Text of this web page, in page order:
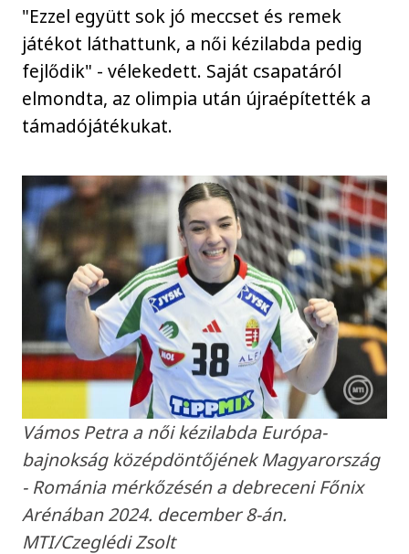
"Ezzel együtt sok jó meccset és remek
játékot láthattunk, a női kézilabda pedig
fejlődik" - vélekedett. Saját csapatáról
elmondta, az olimpia után újraépítették a
támadójátékukat.
Vámos Petra a női kézilabda Európa-
bajnokság középdöntőjének Magyarország
- Románia mérkőzésén a debreceni Főnix
Arénában 2024. december 8-án.
MTI/Czeglédi Zsolt